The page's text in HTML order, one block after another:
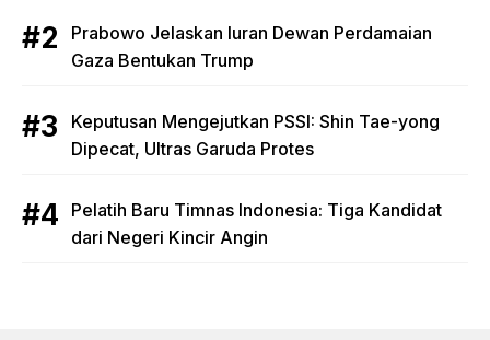
Prabowo Jelaskan Iuran Dewan Perdamaian
Gaza Bentukan Trump
Keputusan Mengejutkan PSSI: Shin Tae-yong
Dipecat, Ultras Garuda Protes
Pelatih Baru Timnas Indonesia: Tiga Kandidat
dari Negeri Kincir Angin